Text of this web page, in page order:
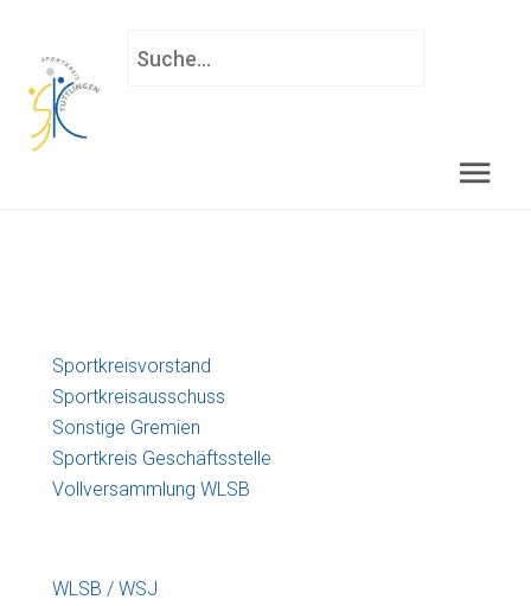
Sportkreisvorstand
Sportkreisausschuss
Sonstige Gremien
Sportkreis Geschäftsstelle
Vollversammlung WLSB
WLSB / WSJ